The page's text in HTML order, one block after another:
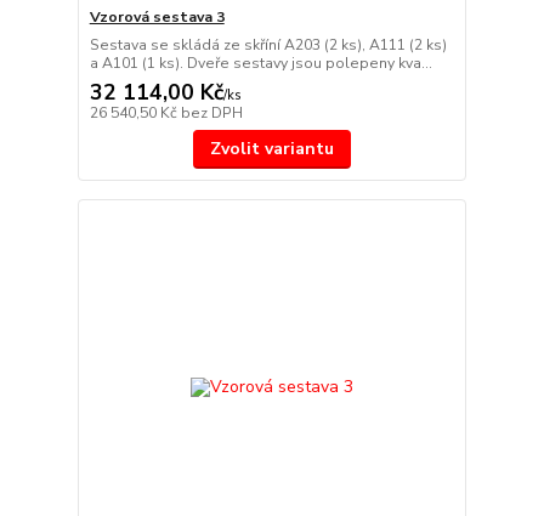
Vzorová sestava 3
Sestava se skládá ze skříní A203 (2 ks), A111 (2 ks)
a A101 (1 ks). Dveře sestavy jsou polepeny kva...
32 114,00 Kč/ks
26 540,50 Kč bez DPH
Zvolit variantu